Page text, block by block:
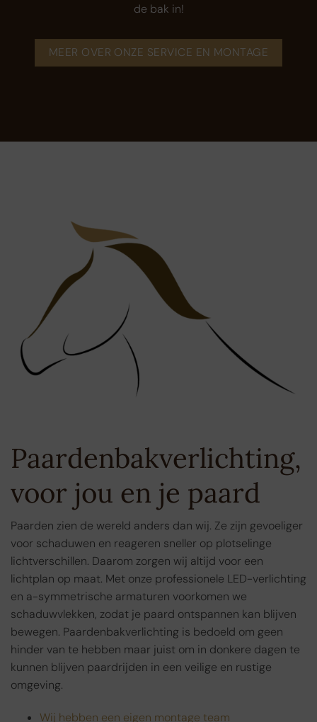
de bak in!
MEER OVER ONZE SERVICE EN MONTAGE
Paardenbakverlichting,
voor jou en je paard
Paarden zien de wereld anders dan wij. Ze zijn gevoeliger
voor schaduwen en reageren sneller op plotselinge
lichtverschillen. Daarom zorgen wij altijd voor een
lichtplan op maat. Met onze professionele LED-verlichting
en a-symmetrische armaturen voorkomen we
schaduwvlekken, zodat je paard ontspannen kan blijven
bewegen. Paardenbakverlichting is bedoeld om geen
hinder van te hebben maar juist om in donkere dagen te
kunnen blijven paardrijden in een veilige en rustige
omgeving.
Wij hebben een eigen montage team